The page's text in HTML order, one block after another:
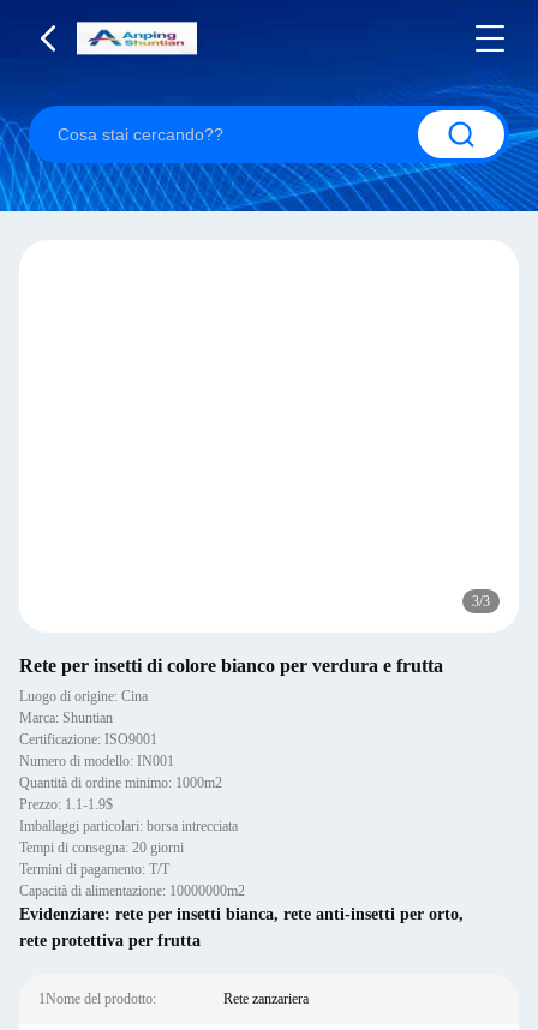
3/3
Rete per insetti di colore bianco per verdura e frutta
Luogo di origine: Cina
Marca: Shuntian
Certificazione: ISO9001
Numero di modello: IN001
Quantità di ordine minimo: 1000m2
Prezzo: 1.1-1.9$
Imballaggi particolari: borsa intrecciata
Tempi di consegna: 20 giorni
Termini di pagamento: T/T
Capacità di alimentazione: 10000000m2
Evidenziare: rete per insetti bianca, rete anti-insetti per orto,
rete protettiva per frutta
1Nome del prodotto: Rete zanzariera